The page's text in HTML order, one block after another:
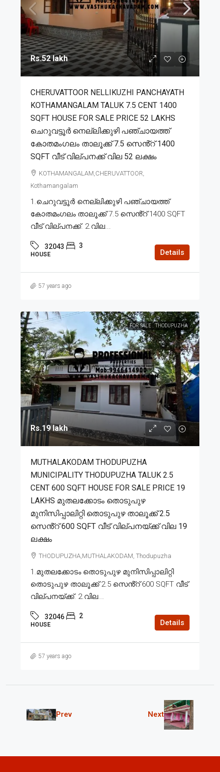
Rs.52 lakh
CHERUVATTOOR NELLIKUZHI PANCHAYATH
KOTHAMANGALAM TALUK 7.5 CENT 1400
SQFT HOUSE FOR SALE PRICE 52 LAKHS
ചെറുവട്ടൂർ നെല്ലിക്കുഴി പഞ്ചായത്ത്
കോതമംഗലം താലൂക്ക് 7.5 സെൻ്റ് 1400
SQFT വീട് വില്പനക്ക് വില 52 ലക്ഷം
KOTHAMANGALAM,CHERUVATTOOR,
Kothamangalam
1.ചെറുവട്ടൂർ നെല്ലിക്കുഴി പഞ്ചായത്ത്
കോതമംഗലം താലൂക്ക് 7.5 സെൻ്റ് 1400 SQFT
വീട് വില്പനക്ക്. 2.വില...
32043 3
HOUSE Details
57 years ago
FOR SALE THODUPUZHA
Rs.19 lakh
MUTHALAKODAM THODUPUZHA
MUNICIPALITY THODUPUZHA TALUK 2.5
CENT 600 SQFT HOUSE FOR SALE PRICE 19
LAKHS മുതലക്കോടം തൊടുപുഴ
മുനിസിപ്പാലിറ്റി തൊടുപുഴ താലൂക്ക് 2.5
സെൻ്റ് 600 SQFT വീട് വില്പനയ്ക്ക് വില 19
ലക്ഷം
THODUPUZHA,MUTHALAKODAM, Thodupuzha
1.മുതലക്കോടം തൊടുപുഴ മുനിസിപ്പാലിറ്റി
തൊടുപുഴ താലൂക്ക് 2.5 സെൻ്റ് 600 SQFT വീട്
വില്പനയ്ക്ക്. 2.വില...
32046 2
HOUSE Details
57 years ago
Prev Next